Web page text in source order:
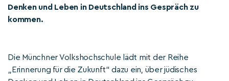
Denken und Leben in Deutschland ins Gespräch zu
kommen.
Die Münchner Volkshochschule lädt mit der Reihe
„Erinnerung für die Zukunft“ dazu ein, über jüdisches